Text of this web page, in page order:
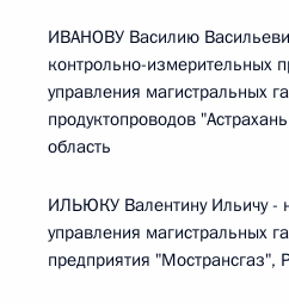
ИВАНОВУ Василию
контрольно-измерительных
управления магистральных
продуктопроводов
область
ИЛЬЮКУ Валентину Ильичу -
управления магистральных
предприятия "Мострансгаз",